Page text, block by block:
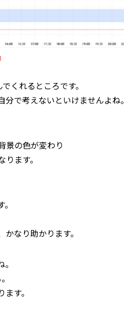
くれるところです。
で考えないといけませんよね。
景の色が変わり
ます。
なり助かります。
す。